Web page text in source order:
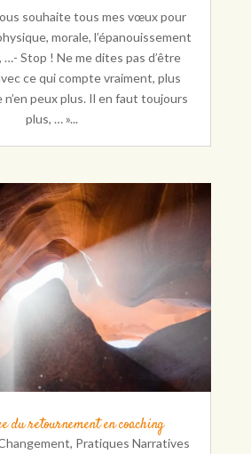
souhaite tous mes vœux pour
morale, l’épanouissement
Stop ! Ne me dites pas d’être
ce qui compte vraiment, plus
peux plus. Il en faut toujours
plus, … »...
du retournement en coaching
, Pratiques Narratives